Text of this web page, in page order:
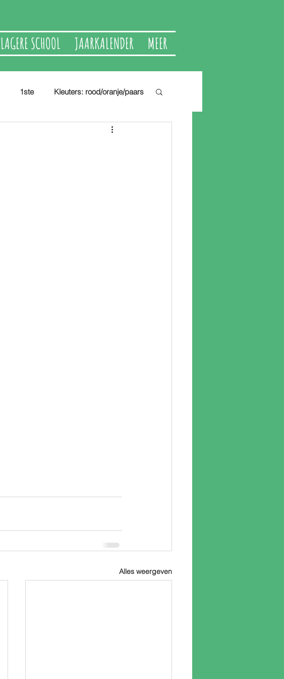
LAGERE SCHOOL JAARKALENDER MEER
1ste Kleuters: rood/oranje/paars
Alles weergeven